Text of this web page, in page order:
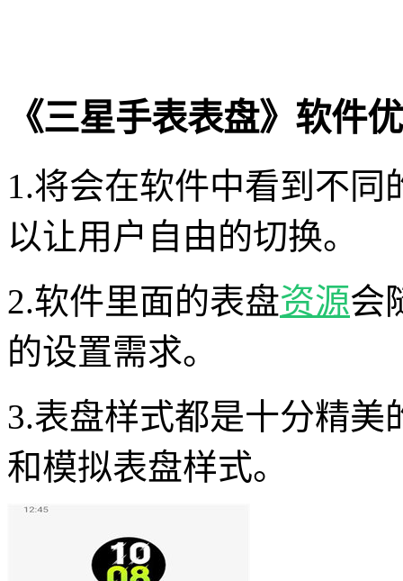
《三星手表表盘》软件
1.将会在软件中看到不
以让用户自由的切换。
2.软件里面的表盘资源会
的设置需求。
3.表盘样式都是十分精
和模拟表盘样式。